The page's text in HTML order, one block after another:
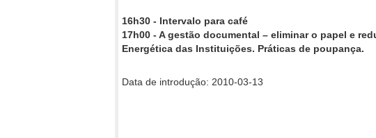
16h30 - Intervalo para café
17h00 - A gestão documental – eliminar o papel e
Energética das Instituições. Práticas de poupança.
Data de introdução: 2010-03-13